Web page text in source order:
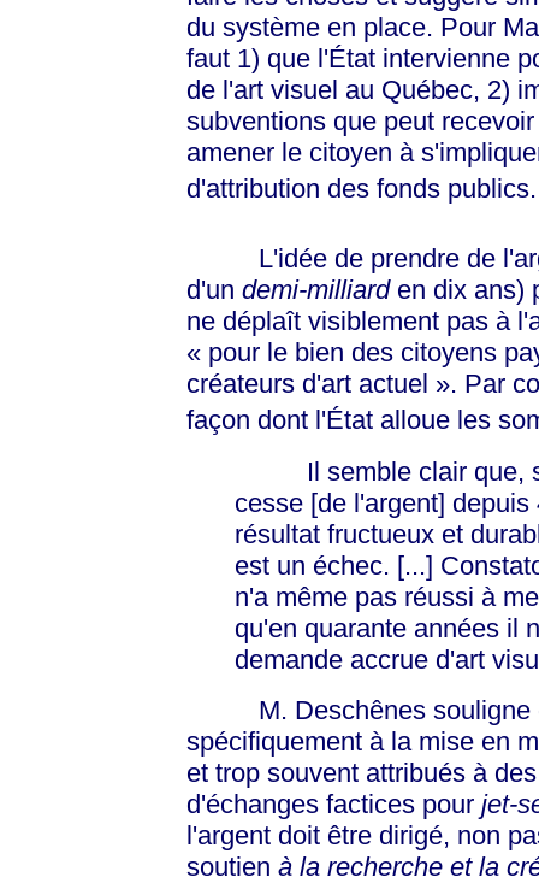
du système en place. Pour
faut 1) que l'État intervienne
de l'art visuel au Québec, 2)
subventions que peut
amener le citoyen à
d'attribution des fonds publics.
L'idée de prendre de
d'un demi-milliarden dix ans)
ne déplaît visiblement pas à
« pourle bien des citoyens
créateurs d'art actuel ». Par
façon dont l'État alloue les
Il semble clair que, si
cesse [de l'argent]
résultat fructueux et
est un échec. [...]
n'a même pas réussi à
qu'en quarante années il
demande accrue d'art
M. Deschênes souligne
spécifiquement à la mise en
et trop souvent attribués à
d'échanges factices pour jet-
l'argent doit être dirigé, non
soutien à la recherche et la